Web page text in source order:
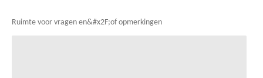
Ruimte voor vragen en&#x2F;of opmerkingen